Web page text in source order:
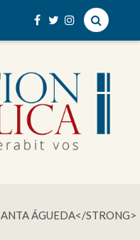
ÁGUEDA</STRONG>